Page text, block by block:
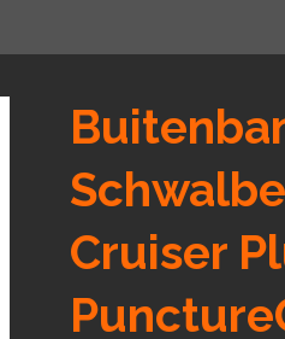
Cruiser